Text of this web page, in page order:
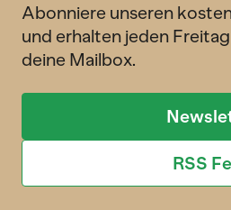
Abonniere unseren
und erhalten jeden
deine Mailbox.
RSS